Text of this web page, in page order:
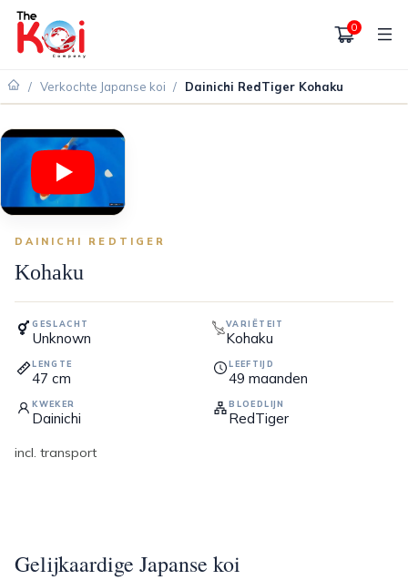
0
/ Verkochte Japanse koi / Dainichi RedTiger Kohaku
VERKOCHT
DAINICHI REDTIGER
Kohaku
GESLACHT
Unknown
VARIËTEIT
Kohaku
LENGTE
47 cm
LEEFTIJD
49 maanden
KWEKER
Dainichi
BLOEDLIJN
RedTiger
incl. transport
Gelijkaardige Japanse koi